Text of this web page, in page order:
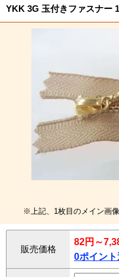
YKK 3G 玉付きファスナー
※上記、1枚目のメイン画
販売価格
82円～
0ポイン